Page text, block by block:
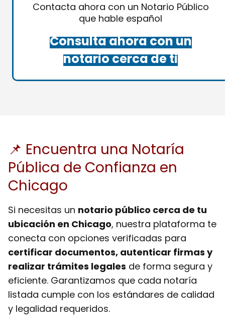
Contacta ahora con un Notario Público
que hable español
Consulta ahora con un
notario cerca de ti
📌 Encuentra una Notaría
Pública de Confianza en
Chicago
Si necesitas un notario público cerca de tu
ubicación en Chicago, nuestra plataforma te
conecta con opciones verificadas para
certificar documentos, autenticar firmas y
realizar trámites legales de forma segura y
eficiente. Garantizamos que cada notaría
listada cumple con los estándares de calidad
y legalidad requeridos.